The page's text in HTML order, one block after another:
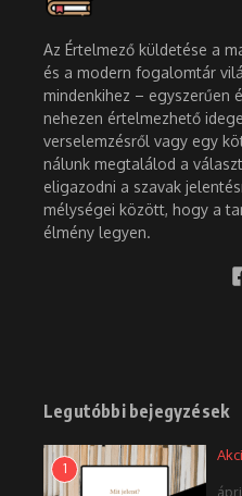
Az Értelmező küldetése a
és a modern fogalomtár
mindenkihez – egyszerűen
nehezen értelmezhető
verselemzésről vagy egy
nálunk megtalálod a
eligazodni a szavak
mélységei között, hogy a
élmény legyen.
Legutóbbi bejegyzések
1